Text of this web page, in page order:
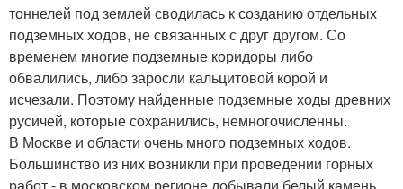
тоннелей под землей сводилась к созданию отдельных
подземных ходов, не связанных с друг другом. Со
временем многие подземные коридоры либо
обвалились, либо заросли кальцитовой корой и
исчезали. Поэтому найденные подземные ходы древних
русичей, которые сохранились, немногочисленны.
В Москве и области очень много подземных ходов.
Большинство из них возникли при проведении горных
работ - в московском регионе добывали белый камень.